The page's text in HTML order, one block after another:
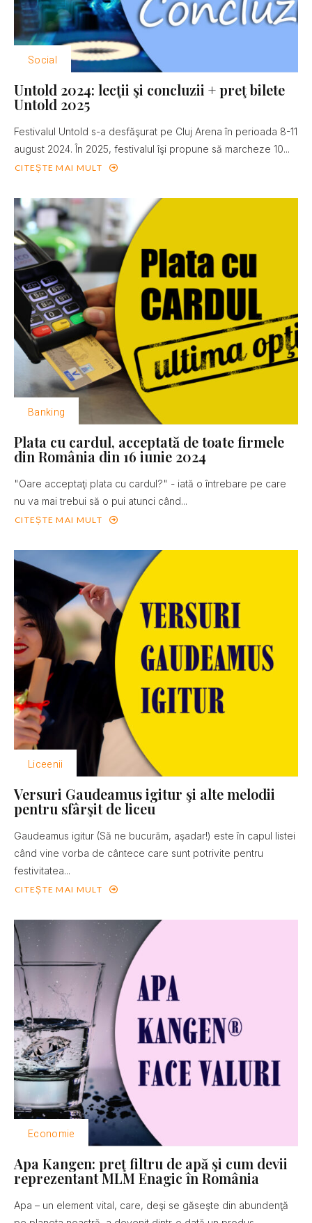
Social
Untold 2024: lecţii şi concluzii + preţ bilete
Untold 2025
Festivalul Untold s-a desfăşurat pe Cluj Arena în perioada 8-11
august 2024. În 2025, festivalul îşi propune să marcheze 10...
CITEȘTE MAI MULT
Banking
Plata cu cardul, acceptată de toate firmele
din România din 16 iunie 2024
"Oare acceptaţi plata cu cardul?" - iată o întrebare pe care
nu va mai trebui să o pui atunci când...
CITEȘTE MAI MULT
Liceenii
Versuri Gaudeamus igitur şi alte melodii
pentru sfârşit de liceu
Gaudeamus igitur (Să ne bucurăm, aşadar!) este în capul listei
când vine vorba de cântece care sunt potrivite pentru
festivitatea...
CITEȘTE MAI MULT
Economie
Apa Kangen: preţ filtru de apă şi cum devii
reprezentant MLM Enagic în România
Apa – un element vital, care, deşi se găseşte din abundenţă